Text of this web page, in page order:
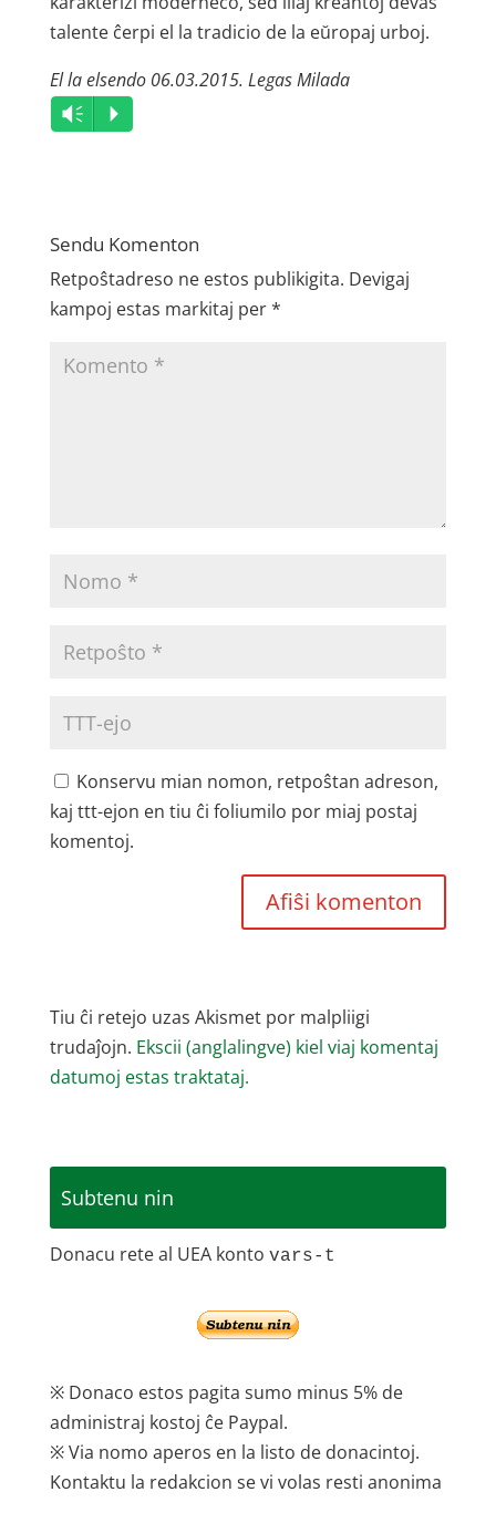
talente ĉerpi el la tradicio de la eŭropaj urboj.
El la elsendo 06.03.2015. Legas Milada
Audio
Player
Vm P
Sendu Komenton
Retpoŝtadreso ne estos publikigita. Devigaj
kampoj estas markitaj per*
Konservu mian nomon, retpoŝtan adreson,
kaj ttt-ejon en tiu ĉi foliumilo por miaj postaj
komentoj.
Tiu ĉi retejo uzas Akismet por malpliigi
trudaĵojn. Ekscii (anglalingve) kiel viaj komentaj
datumoj estas traktataj.
Subtenu nin
Donacu rete al UEA konto vars-t
※ Donaco estos pagita sumo minus 5% de
administraj kostoj ĉe Paypal.
※ Via nomo aperos en la listo de donacintoj.
Kontaktu la redakcion se vi volas resti anonima